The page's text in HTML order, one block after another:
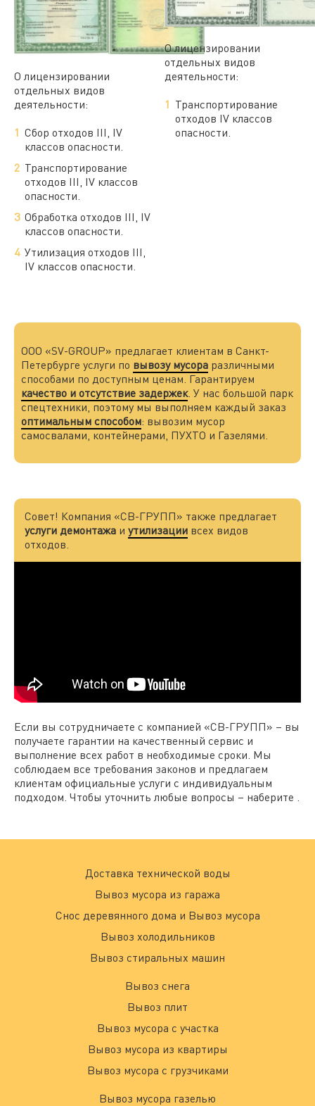
О лицензировании
отдельных видов
деятельности:
Сбор отходов III, IV
классов опасности.
Транспортирование
отходов III, IV классов
опасности.
Обработка отходов III, IV
классов опасности.
Утилизация отходов III,
IV классов опасности.
О лицензировании
отдельных видов
деятельности:
Транспортирование
отходов IV классов
опасности.
ООО «SV-GROUP» предлагает клиентам в Санкт-
Петербурге услуги по вывозу мусора различными
способами по доступным ценам. Гарантируем
качество и отсутствие задержек. У нас большой парк
спецтехники, поэтому мы выполняем каждый заказ
оптимальным способом: вывозим мусор
самосвалами, контейнерами, ПУХТО и Газелями.
Совет! Компания «СВ-ГРУПП» также предлагает
услуги демонтажа и утилизации всех видов
отходов.
Если вы сотрудничаете с компанией «СВ-ГРУПП» – вы
получаете гарантии на качественный сервис и
выполнение всех работ в необходимые сроки. Мы
соблюдаем все требования законов и предлагаем
клиентам официальные услуги с индивидуальным
подходом. Чтобы уточнить любые вопросы – наберите .
Доставка технической воды
Вывоз мусора из гаража
Снос деревянного дома и Вывоз мусора
Вывоз холодильников
Вывоз стиральных машин
Вывоз снега
Вывоз плит
Вывоз мусора с участка
Вывоз мусора из квартиры
Вывоз мусора с грузчиками
Вывоз мусора газелью